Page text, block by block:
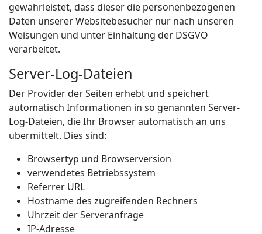
gewährleistet, dass dieser die personenbezogenen
Daten unserer Websitebesucher nur nach unseren
Weisungen und unter Einhaltung der DSGVO
verarbeitet.
Server-Log-Dateien
Der Provider der Seiten erhebt und speichert
automatisch Informationen in so genannten Server-
Log-Dateien, die Ihr Browser automatisch an uns
übermittelt. Dies sind:
Browsertyp und Browserversion
verwendetes Betriebssystem
Referrer URL
Hostname des zugreifenden Rechners
Uhrzeit der Serveranfrage
IP-Adresse